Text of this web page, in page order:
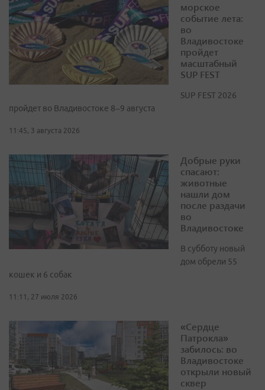
морское
событие лета:
во
Владивостоке
пройдет
масштабный
SUP FEST
SUP FEST 2026
пройдет во Владивостоке 8–9 августа
11:45, 3 августа 2026
Добрые руки
спасают:
животные
нашли дом
после раздачи
во
Владивостоке
В субботу новый
дом обрели 55
кошек и 6 собак
11:11, 27 июля 2026
«Сердце
Патрокла»
забилось: во
Владивостоке
открыли новый
сквер